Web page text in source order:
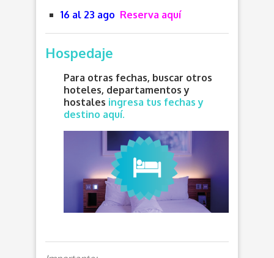
16 al 23 ago Reserva aquí
Hospedaje
Para otras fechas, buscar otros
hoteles, departamentos y
hostales ingresa tus fechas y
destino aquí.